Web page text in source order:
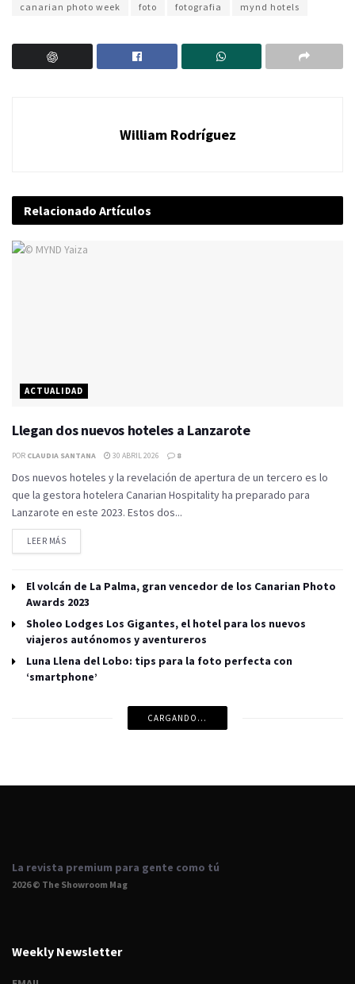
canarian photo week
foto fotografia mynd hotels
William Rodríguez
Relacionado Artículos
ACTUALIDAD
Llegan dos nuevos hoteles a Lanzarote
POR CLAUDIA SANTANA 30 ABRIL 2026 8
Dos nuevos hoteles y la revelación de apertura de un tercero es lo
que la gestora hotelera Canarian Hospitality ha preparado para
Lanzarote en este 2023. Estos dos...
LEER MÁS
El volcán de La Palma, gran vencedor de los Canarian Photo
Awards 2023
Sholeo Lodges Los Gigantes, el hotel para los nuevos
viajeros autónomos y aventureros
Luna Llena del Lobo: tips para la foto perfecta con
‘smartphone’
CARGANDO...
La revista premium para gente como tú
2026 © The Showroom Mag
Weekly Newsletter